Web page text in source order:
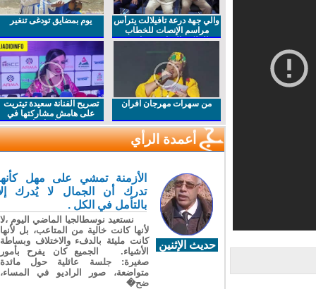
والي جهة درعة تافيلالت يترأس
مراسم الإنصات للخطاب
الملكي السامي بمناسبة
يوم بمضايق تودغى تنغير
من سهرات مهرجان افران
تصريح الفنانة سعيدة تيتريت
على هامش مشاركتها في
مهرجان افران
أعمدة الرأي
حديث الإثنين
الأزمنة تمشي على مهل كأنها
تدرك أن الجمال لا يُدرك إلا
بالتأمل في الكل .
نستعيد نوسطالجيا الماضي اليوم ،لا
لأنها كانت خالية من المتاعب، بل لأنها
كانت مليئة بالدفء والاختلاف وبساطة
الأشياء. الجميع كان يفرح بأمور
صغيرة: جلسة عائلية حول مائدة
متواضعة، صور الراديو في المساء،
ضح�